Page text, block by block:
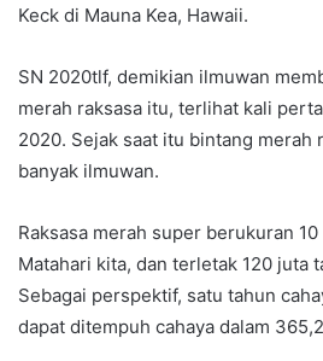
Keck di Mauna Kea, Hawaii.
SN 2020tlf, demikian ilmuwan
merah raksasa itu, terlihat kali
2020. Sejak saat itu bintang merah
banyak ilmuwan.
Raksasa merah super berukuran
Matahari kita, dan terletak 120 juta
Sebagai perspektif, satu tahun
dapat ditempuh cahaya dalam